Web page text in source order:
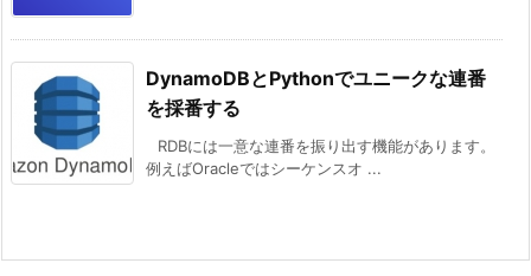
DynamoDBとPythonでユニークな連番
を採番する
RDBには一意な連番を振り出す機能があります。
例えばOracleではシーケンスオ ...